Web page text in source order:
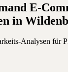
E-
in
Analysen für